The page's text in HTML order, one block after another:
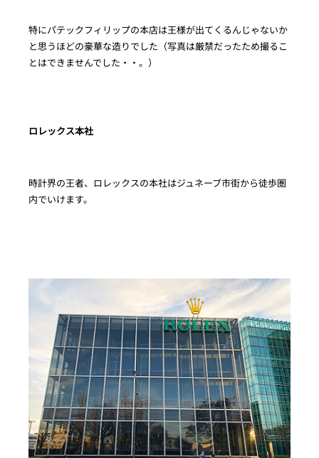
特にパテックフィリップの本店は王様が出てくるんじゃないか
と思うほどの豪華な造りでした（写真は厳禁だったため撮るこ
とはできませんでした・・。）
ロレックス本社
時計界の王者、ロレックスの本社はジュネーブ市街から徒歩圏
内でいけます。